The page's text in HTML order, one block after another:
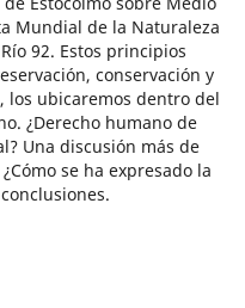
Mundial de la Naturaleza
92. Estos principios
conservación y
los ubicaremos dentro del
¿Derecho humano de
Una discusión más de
se ha expresado la